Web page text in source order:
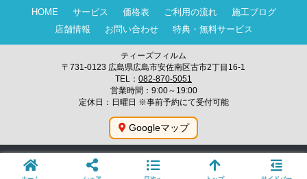
HOME サービス 価格表 ご利用の流れ
施工ブログ
店舗情報
お問い合わせ 特典・無料サービス
ティーズフィルム
〒731-0123 広島県広島市安佐南区古市2丁目16-1
TEL： 082-870-5051
営業時間：9:00～19:00
定休日：日曜日 ※事前予約にて受付可能
Googleマップ
© 2009-2026 広島のカーコーティング専門店 ティーズフィルムの施工ブロ